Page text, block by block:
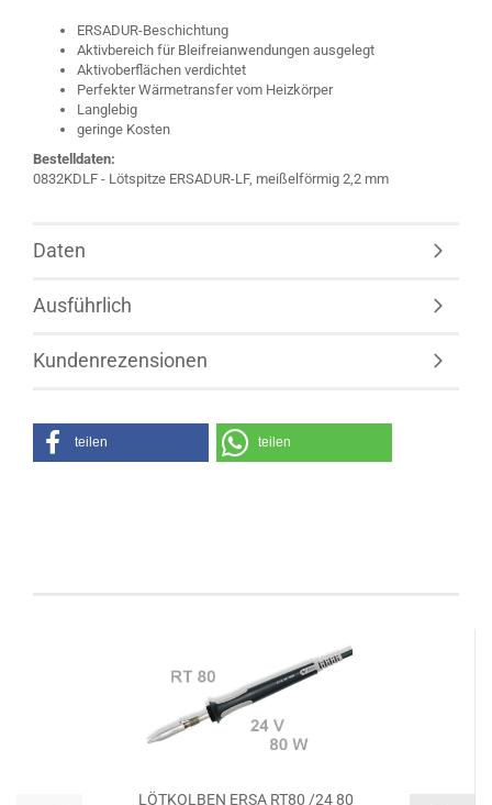
ERSADUR-Beschichtung
Aktivbereich für Bleifreianwendungen ausgelegt
Aktivoberflächen verdichtet
Perfekter Wärmetransfer vom Heizkörper
Langlebig
geringe Kosten
Bestelldaten:
0832KDLF - Lötspitze ERSADUR-LF, meißelförmig 2,2 mm
Daten
Ausführlich
Kundenrezensionen
teilen teilen
LÖTKOLBEN ERSA RT80 /24 80